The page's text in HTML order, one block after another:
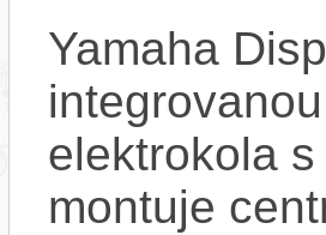
Yamaha
elektrokola s
montuje